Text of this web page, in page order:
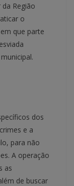
Região
o
que parte
dos
e a
para não
A operação
as
de buscar